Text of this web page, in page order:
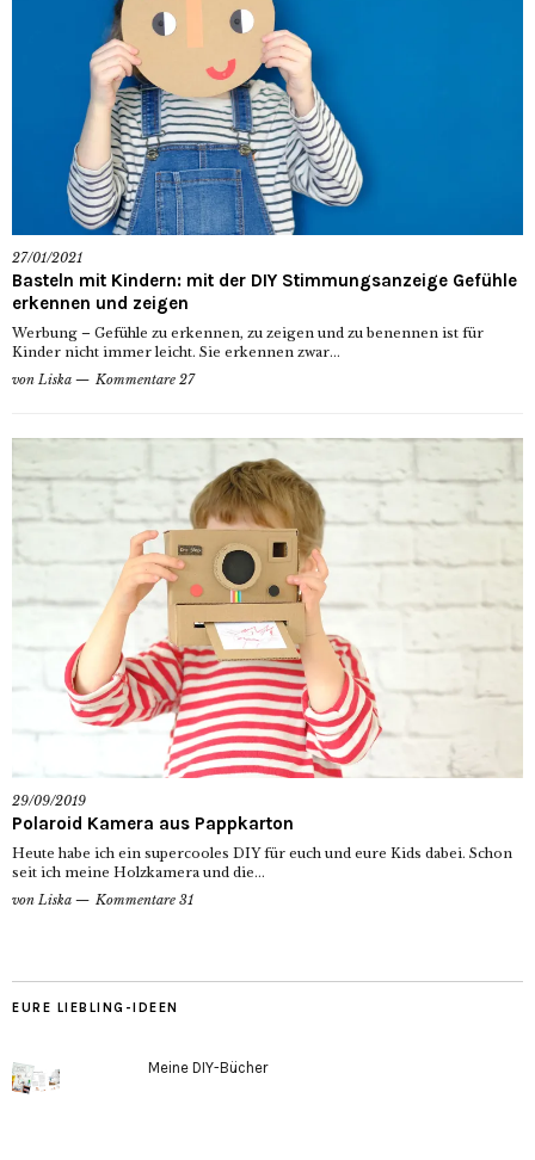
27/01/2021
Basteln mit Kindern: mit der DIY Stimmungsanzeige Gefühle
erkennen und zeigen
Werbung – Gefühle zu erkennen, zu zeigen und zu benennen ist für
Kinder nicht immer leicht. Sie erkennen zwar...
von Liska Kommentare 27
29/09/2019
Polaroid Kamera aus Pappkarton
Heute habe ich ein supercooles DIY für euch und eure Kids dabei. Schon
seit ich meine Holzkamera und die...
von Liska Kommentare 31
EURE LIEBLING-IDEEN
Meine DIY-Bücher